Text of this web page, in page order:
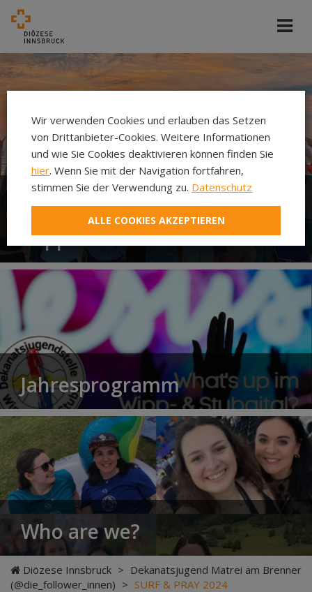
Dekanatsjugend
Wipptal/Stubai
Jahresprogramm
Who are we?
Diözese Innsbruck > Dekanatsjugend Matrei am Brenner
(@die_follower_innen) > SURF & PRAY 2024
Wir verwenden Cookies und erlauben das Setzen
von Drittanbieter-Cookies. Weitere Informationen
und wie Sie Cookies deaktivieren können finden Sie
hier. Wenn Sie mit der Navigation fortfahren,
stimmen Sie der Verwendung zu. Datenschutz
ALLE COOKIES AKZEPTIEREN